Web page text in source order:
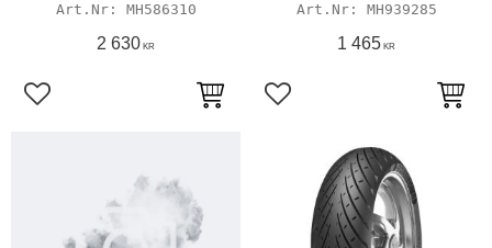
MH586310
2 630 KR
Lägg till i favoriter
MH939285
1 465 KR
Lägg till i favoriter